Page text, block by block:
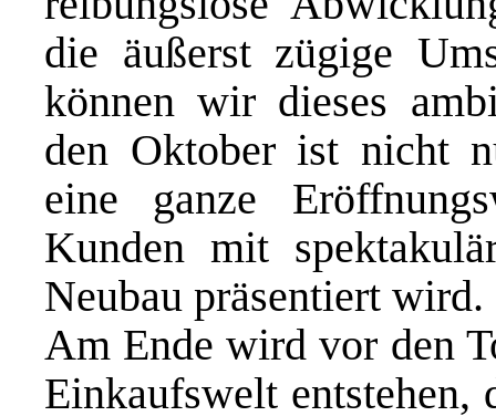
die äußerst zügige
können wir dieses
den Oktober ist nicht
eine ganze
Kunden mit
Neubau präsentiert wird.
Am Ende wird vor den
Einkaufswelt entstehen,